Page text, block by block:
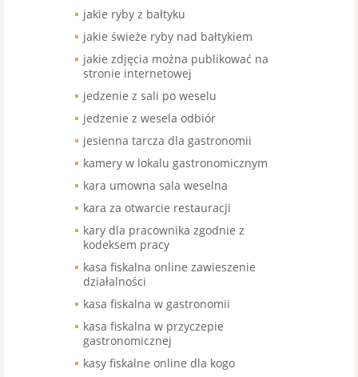
jakie ryby z bałtyku
jakie świeże ryby nad bałtykiem
jakie zdjęcia można publikować na
stronie internetowej
jedzenie z sali po weselu
jedzenie z wesela odbiór
jesienna tarcza dla gastronomii
kamery w lokalu gastronomicznym
kara umowna sala weselna
kara za otwarcie restauracji
kary dla pracownika zgodnie z
kodeksem pracy
kasa fiskalna online zawieszenie
działalności
kasa fiskalna w gastronomii
kasa fiskalna w przyczepie
gastronomicznej
kasy fiskalne online dla kogo